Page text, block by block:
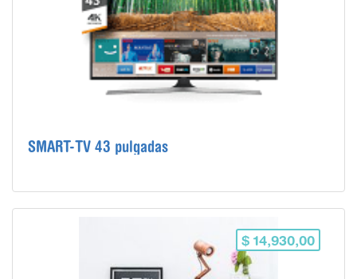
SMART-TV 43 pulgadas
$ 14,930,00